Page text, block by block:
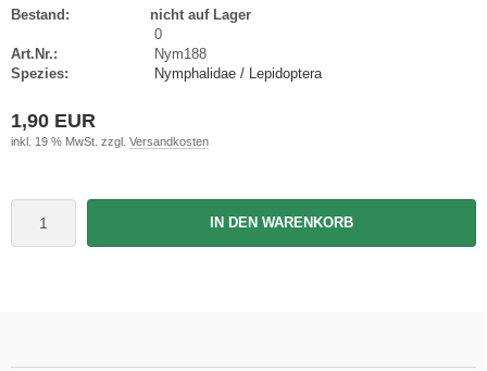
Bestand:
nicht auf Lager
0
Art.Nr.:
Nym188
Spezies:
Nymphalidae / Lepidoptera
1,90 EUR
inkl. 19 % MwSt. zzgl. Versandkosten
IN DEN WARENKORB